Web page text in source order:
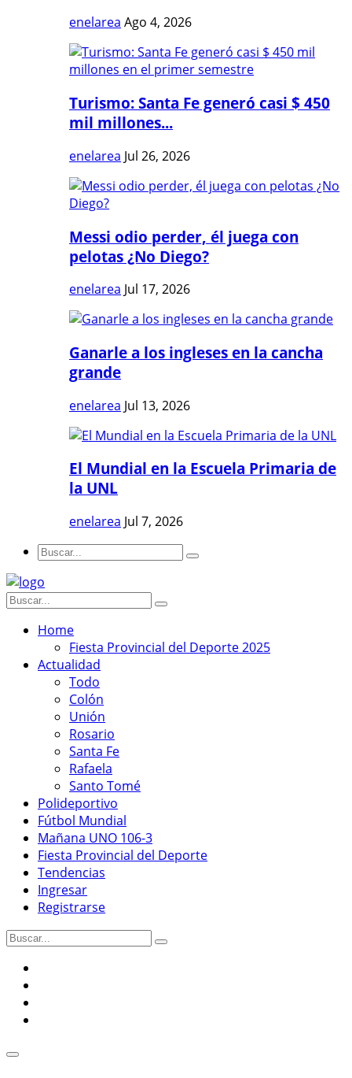
enelarea Ago 4, 2026
Turismo: Santa Fe generó casi $ 450
mil millones...
enelarea Jul 26, 2026
Messi odio perder, él juega con
pelotas ¿No Diego?
enelarea Jul 17, 2026
Ganarle a los ingleses en la cancha
grande
enelarea Jul 13, 2026
El Mundial en la Escuela Primaria de
la UNL
enelarea Jul 7, 2026
Home
Fiesta Provincial del Deporte 2025
Actualidad
Todo
Colón
Unión
Rosario
Santa Fe
Rafaela
Santo Tomé
Polideportivo
Fútbol Mundial
Mañana UNO 106-3
Fiesta Provincial del Deporte
Tendencias
Ingresar
Registrarse